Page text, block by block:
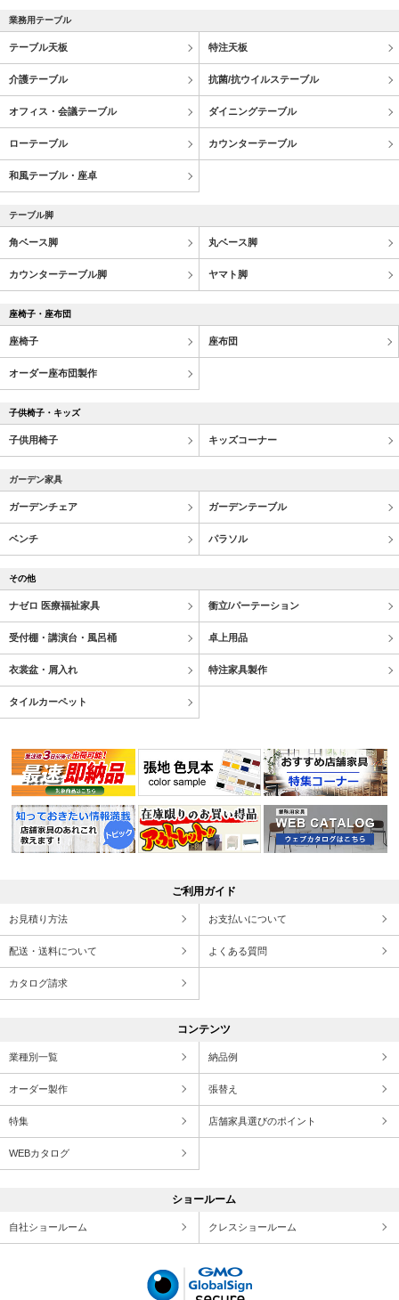
業務用テーブル
テーブル天板 特注天板
介護テーブル 抗菌/抗ウイルステーブル
オフィス・会議テーブル ダイニングテーブル
ローテーブル カウンターテーブル
和風テーブル・座卓
テーブル脚
角ベース脚 丸ベース脚
カウンターテーブル脚 ヤマト脚
座椅子・座布団
座椅子 座布団
オーダー座布団製作
子供椅子・キッズ
子供用椅子 キッズコーナー
ガーデン家具
ガーデンチェア ガーデンテーブル
ベンチ パラソル
その他
ナゼロ 医療福祉家具 衝立/パーテーション
受付棚・講演台・風呂桶 卓上用品
衣裳盆・屑入れ 特注家具製作
タイルカーペット
ご利用ガイド
お見積り方法 お支払いについて
配送・送料について よくある質問
カタログ請求
コンテンツ
業種別一覧 納品例
オーダー製作 張替え
特集 店舗家具選びのポイント
WEBカタログ
ショールーム
自社ショールーム クレスショールーム